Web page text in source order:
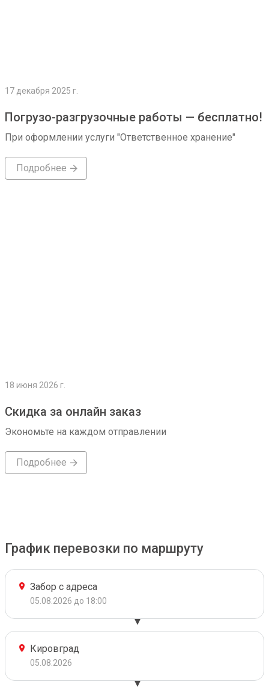
17 декабря 2025 г.
Погрузо-разгрузочные работы — бесплатно!
При оформлении услуги "Ответственное хранение"
Подробнее
18 июня 2026 г.
Скидка за онлайн заказ
Экономьте на каждом отправлении
Подробнее
График перевозки по маршруту
Забор с адреса
05.08.2026 до 18:00
Кировград
05.08.2026